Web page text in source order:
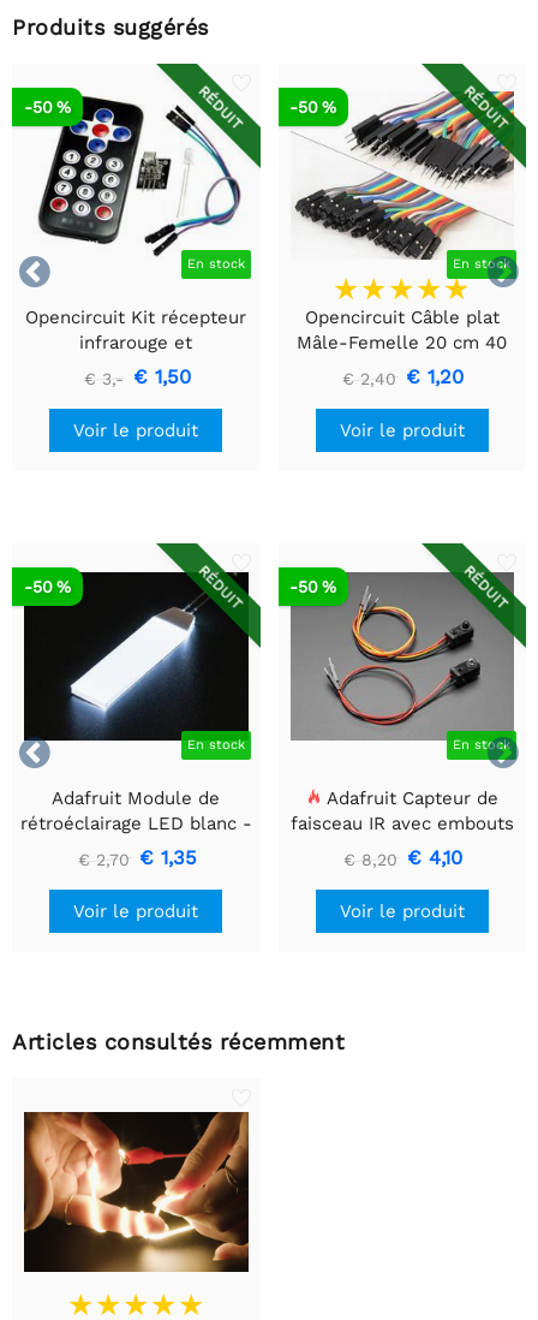
Produits suggérés


RÉDUIT
En stock
-50 %
Opencircuit Kit récepteur
infrarouge et
télécommande
€ 3,- € 1,50
Voir le produit
RÉDUIT
En stock
-50 %
Opencircuit Câble plat
Mâle-Femelle 20 cm 40
pièces
€ 2,40 € 1,20
Voir le produit


RÉDUIT
En stock
-50 %
Adafruit Module de
rétroéclairage LED blanc -
Petit 12 mm x 40 mm
€ 2,70 € 1,35
Voir le produit
RÉDUIT
En stock
-50 %
Adafruit Capteur de
faisceau IR avec embouts
de câble de qualité
supérieure - LED 5 mm
€ 8,20 € 4,10
Voir le produit
Articles consultés récemment